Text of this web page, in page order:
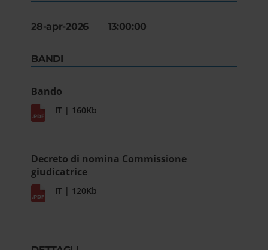
28-apr-2026 13:00:00
BANDI
Bando
IT | 160Kb
Decreto di nomina Commissione
giudicatrice
IT | 120Kb